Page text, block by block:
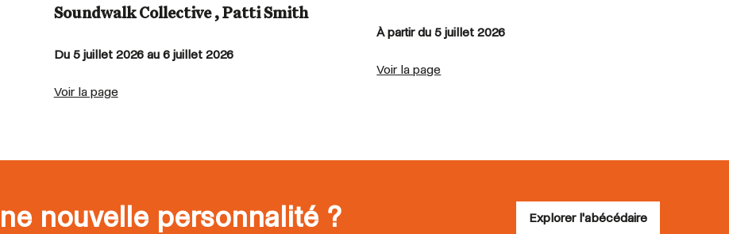
Soundwalk Collective , Patti Smith
Du 5 juillet 2026 au 6 juillet 2026
Voir la page
À partir du 5 juillet 2026
Voir la page
nouvelle personnalité ? Explorer l'abécédaire